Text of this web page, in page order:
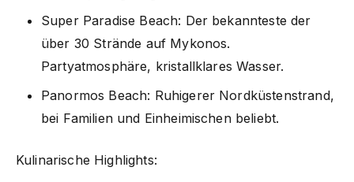
Super Paradise Beach: Der bekannteste der
über 30 Strände auf Mykonos.
Partyatmosphäre, kristallklares Wasser.
Panormos Beach: Ruhigerer Nordküstenstrand,
bei Familien und Einheimischen beliebt.
Kulinarische Highlights: